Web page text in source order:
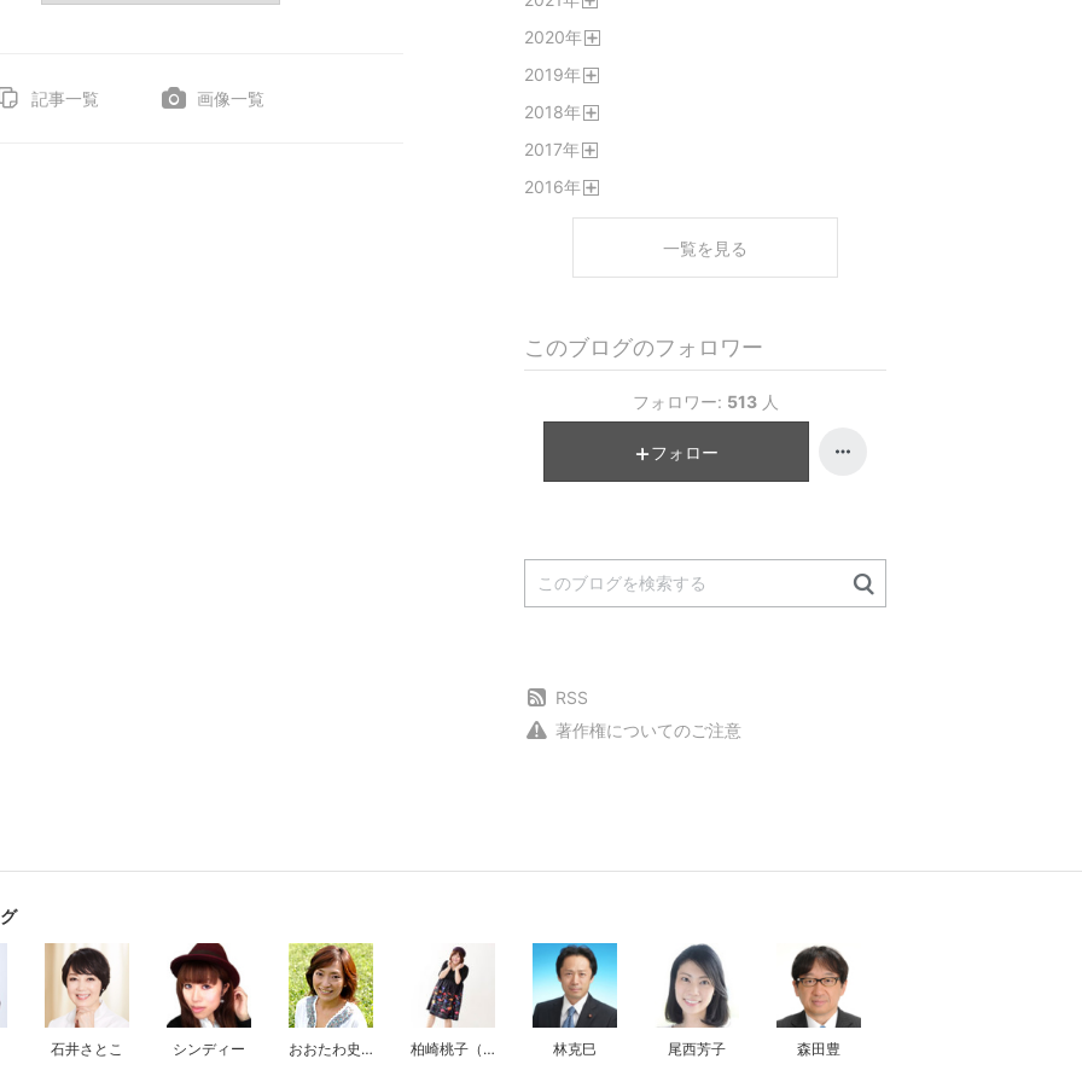
記事一覧 画像一覧
2020年
2019年
2018年
2017年
2016年
一覧を見る
このブログのフォロワー
フォロワー: 513 人
フォロー
RSS
著作権についてのご注意
石井さとこ シンディー おおたわ史絵 柏崎桃子（ももち） 林克巳 尾西芳子 森田豊